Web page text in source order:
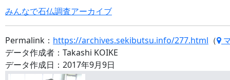
みんなで石仏調査アーカイブ
Permalink： https://archives.sekibutsu.info/277.html （
データ作成者：Takashi KOIKE
データ作成日：2017年9月9日